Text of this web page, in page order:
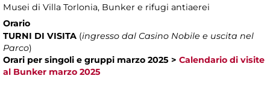
Musei di Villa Torlonia, Bunker e rifugi antiaerei
Orario
TURNI DI VISITA (ingresso dal Casino Nobile e uscita nel
Parco)
Orari per singoli e gruppi marzo 2025 > Calendario di visite
al Bunker marzo 2025